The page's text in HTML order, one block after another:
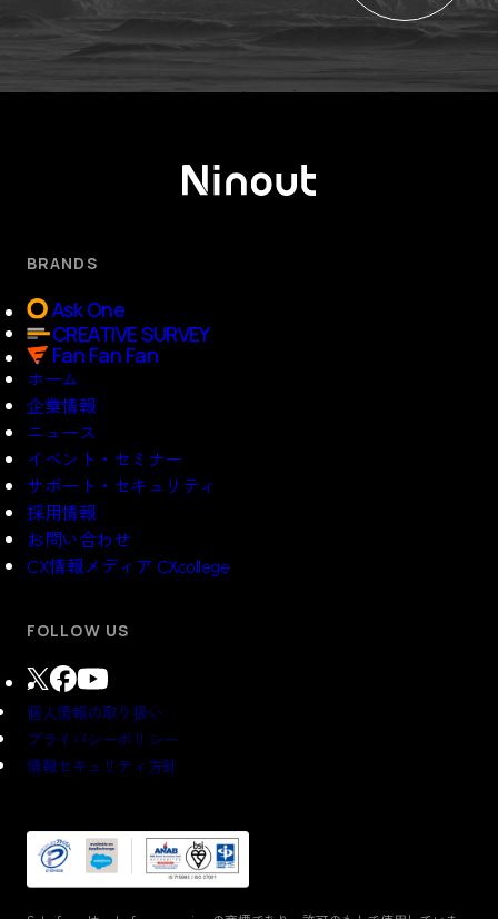
BRANDS
Ask One
CREATIVE SURVEY
Fan Fan Fan
ホーム
企業情報
ニュース
イベント・セミナー
サポート・セキュリティ
採用情報
お問い合わせ
CX情報メディア CXcollege
FOLLOW US
個人情報の取り扱い
プライバシーポリシー
情報セキュリティ方針